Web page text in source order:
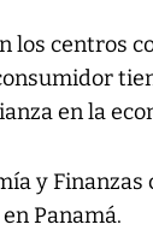
los centros
en la
y Finanzas
Panamá.